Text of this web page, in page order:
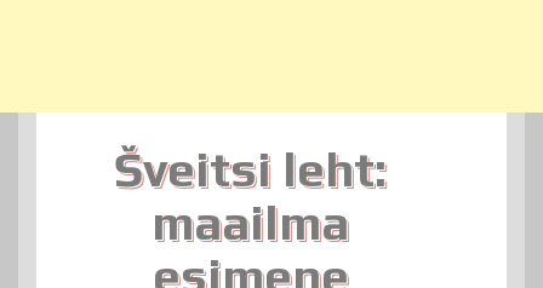
Šveitsi leht:
maailma
esimene